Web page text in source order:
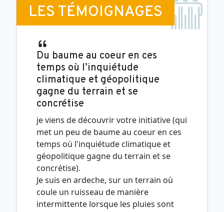
LES TÉMOIGNAGES
Du baume au coeur en ces
temps où l’inquiétude
climatique et géopolitique
gagne du terrain et se
concrétise
je viens de découvrir votre initiative (qui
met un peu de baume au coeur en ces
temps où l'inquiétude climatique et
géopolitique gagne du terrain et se
concrétise).
Je suis en ardeche, sur un terrain où
coule un ruisseau de manière
intermittente lorsque les pluies sont